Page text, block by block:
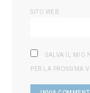
SITO WEB
SALVA IL MIO
PER LA PROSSIMA